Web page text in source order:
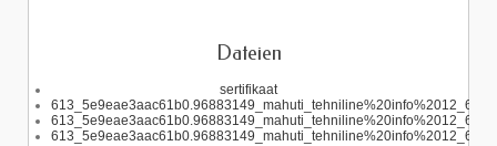
Dateien
sertifikaat